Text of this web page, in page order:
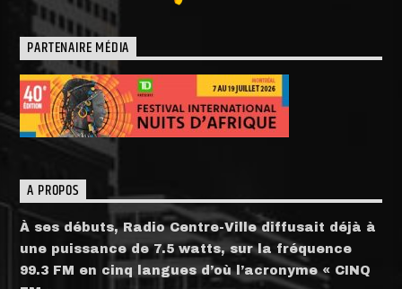
PARTENAIRE MÉDIA
A PROPOS
À ses débuts, Radio Centre-Ville diffusait déjà à
une puissance de 7.5 watts, sur la fréquence
99.3 FM en cinq langues d’où l’acronyme « CINQ